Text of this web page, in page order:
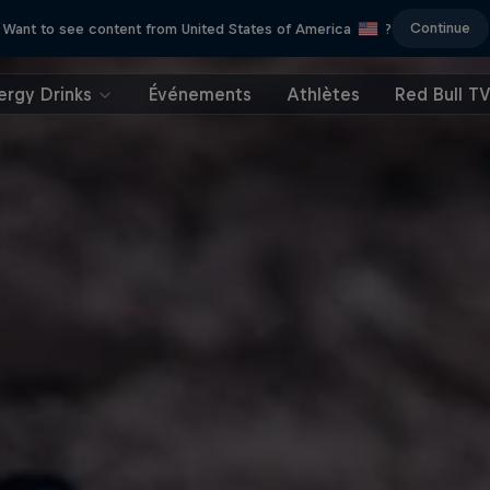
Want to see content from United States of America ? Continue
Drinks Événements Athlètes Red Bull TV